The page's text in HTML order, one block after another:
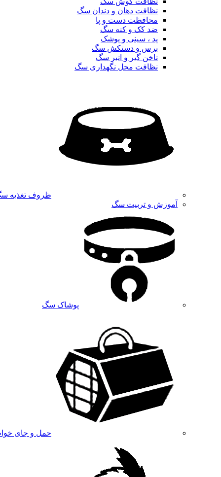
نظافت دهان و دندان سگ
محافظت دست و پا
ضد کک و کنه سگ
پد ، سینی و پوشک
برس و دستکش سگ
ناخن گیر و انبر سگ
نظافت محل نگهداری سگ
ظروف تغذیه
آموزش و تربیت سگ
پوشاک سگ
حمل و جای